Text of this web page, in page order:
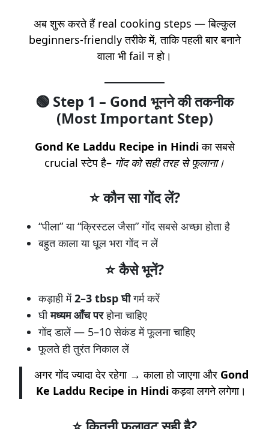
अब शुरू करते हैं real cooking steps — बिल्कुल
beginners-friendly तरीके में, ताकि पहली बार बनाने
वाला भी fail न हो।
🟢 Step 1 – Gond भूनने की तकनीक
(Most Important Step)
Gond Ke Laddu Recipe in Hindiका सबसे
crucial स्टेप है– गोंद को सही तरह से फूलाना।
⭐ कौन सा गोंद लें?
“पीला” या “क्रिस्टल जैसा” गोंद सबसे अच्छा होता है
बहुत काला या धूल भरा गोंद न लें
⭐ कैसे भूनें?
कड़ाही में2–3 tbsp घीगर्म करें
घीमध्यम आँच परहोना चाहिए
गोंद डालें — 5–10 सेकंड में फूलना चाहिए
फूलते ही तुरंत निकाल लें
अगर गोंद ज्यादा देर रहेगा → काला हो जाएगा और Gond
Ke Laddu Recipe in Hindiकड़वा लगने लगेगा।